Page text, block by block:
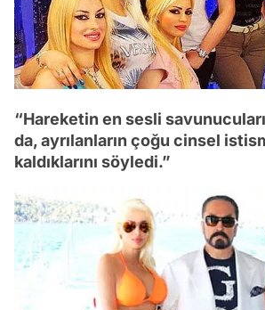
“Hareketin en sesli
da, ayrılanların çoğu cinsel
kaldıklarını söyledi.”